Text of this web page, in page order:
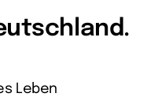
Leben